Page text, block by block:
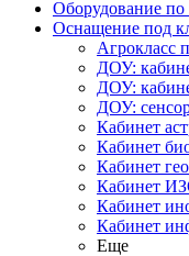
Оборудование
Оснащение под
Агрокласс
ДОУ:
ДОУ:
ДОУ:
Кабинет
Кабинет
Кабинет
Кабинет
Кабинет
Кабинет
Еще